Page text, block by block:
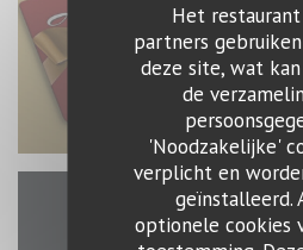
Het
partners
deze site, wat
de
'Noodzakelijke'
verplicht en
geïnstalleerd.
optionele cookies
Plattegrond